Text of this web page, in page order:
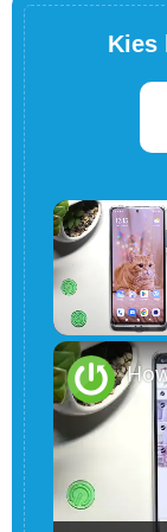
Kies
Unmute